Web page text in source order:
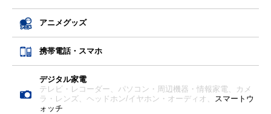
アニメグッズ
携帯電話・スマホ
デジタル家電
テレビ・レコーダー、 パソコン・周辺機器・情報家電、
カメ
ラ・レンズ、 ヘッドホン/イヤホン・オーディオ、 スマートウ
ォッチ